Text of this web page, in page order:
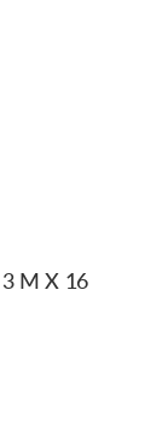
3 M X 16